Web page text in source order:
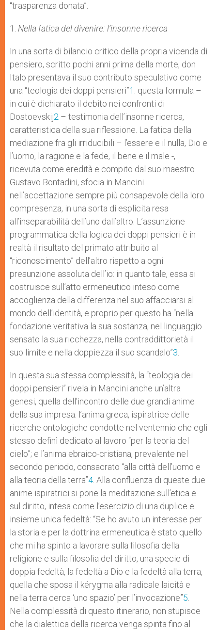
“trasparenza donata”.
1. Nella fatica del divenire: l’insonne ricerca
In una sorta di bilancio critico della propria vicenda di
pensiero, scritto pochi anni prima della morte, don
Italo presentava il suo contributo speculativo come
una “teologia dei doppi pensieri”1 : questa formula –
in cui è dichiarato il debito nei confronti di
Dostoevskij2 – testimonia dell’insonne ricerca,
caratteristica della sua riflessione. La fatica della
mediazione fra gli irriducibili – l’essere e il nulla, Dio e
l’uomo, la ragione e la fede, il bene e il male -,
ricevuta come eredità e compito dal suo maestro
Gustavo Bontadini, sfocia in Mancini
nell’accettazione sempre più consapevole della loro
compresenza, in una sorta di esplicita resa
all’inseparabilità dell’uno dall’altro. L’assunzione
programmatica della logica dei doppi pensieri è in
realtà il risultato del primato attribuito al
“riconoscimento” dell’altro rispetto a ogni
presunzione assoluta dell’io: in quanto tale, essa si
costruisce sull’atto ermeneutico inteso come
accoglienza della differenza nel suo affacciarsi al
mondo dell’identità, e proprio per questo ha “nella
fondazione veritativa la sua sostanza, nel linguaggio
sensato la sua ricchezza, nella contraddittorietà il
suo limite e nella doppiezza il suo scandalo”3
In questa sua stessa complessità, la “teologia dei
doppi pensieri” rivela in Mancini anche un’altra
genesi, quella dell’incontro delle due grandi anime
della sua impresa: l’anima greca, ispiratrice delle
ricerche ontologiche condotte nel ventennio che egli
stesso definì dedicato al lavoro “per la teoria del
cielo”; e l’anima ebraico-cristiana, prevalente nel
secondo periodo, consacrato “alla città dell’uomo e
alla teoria della terra”4 . Alla confluenza di queste due
anime ispiratrici si pone la meditazione sull’etica e
sul diritto, intesa come l’esercizio di una duplice e
insieme unica fedeltà: “Se ho avuto un interesse per
la storia e per la dottrina ermeneutica è stato quello
che mi ha spinto a lavorare sulla filosofia della
religione e sulla filosofia del diritto, una specie di
doppia fedeltà, la fedeltà a Dio e la fedeltà alla terra,
quella che sposa il kérygma alla radicale laicità e
nella terra cerca ‘uno spazio’ per l’invocazione”5
Nella complessità di questo itinerario, non stupisce
che la dialettica della ricerca venga spinta fino al